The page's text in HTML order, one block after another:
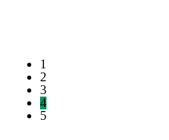
1
2
3
4
5